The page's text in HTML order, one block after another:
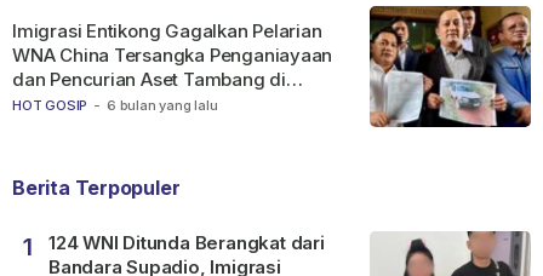
HOT GOSIP - 6 bulan yang lalu
Imigrasi Entikong Gagalkan Pelarian
WNA China Tersangka Penganiayaan
dan Pencurian Aset Tambang di
Ketapang
Berita Terpopuler
1
124 WNI Ditunda Berangkat dari
Bandara Supadio, Imigrasi